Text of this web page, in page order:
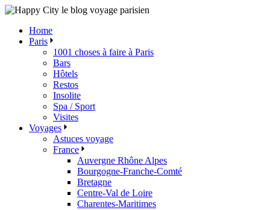
Skip
content
Home
Paris
1001 choses à faire à Paris
Bars
Hôtels
Restos
Insolite
Spa / Sport
Visites
Voyages
Astuces voyage
France
Auvergne Rhône Alpes
Bourgogne-Franche-Comté
Bretagne
Centre-Val de Loire
Charentes-Maritimes